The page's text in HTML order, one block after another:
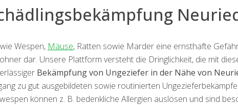
Wespen, Mäuse, Ratten sowie Marder eine ernsthafte
dar. Unsere Plattform versteht die Dringlichkeit, die mit
Bekämpfung von Ungeziefer in der Nähe von
zu gut ausgebildeten sowie routinierten
können z. B. bedenkliche Allergien auslösen und sind